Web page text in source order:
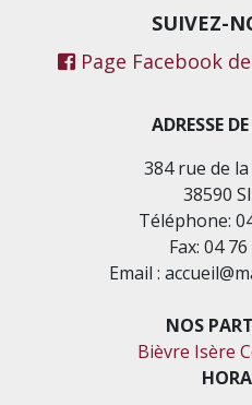
ADRESSE
384 rue de
38590
Téléphone:
Fax: 04
Email :
NOS
Bièvre Isère
SUIVEZ-
Page Facebook